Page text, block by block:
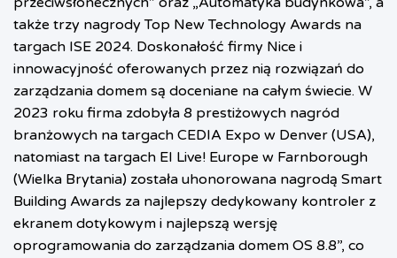
także trzy nagrody Top New Technology Awards na
targach ISE 2024. Doskonałość firmy Nice i
innowacyjność oferowanych przez nią rozwiązań do
zarządzania domem są doceniane na całym świecie. W
2023 roku firma zdobyła 8 prestiżowych nagród
branżowych na targach CEDIA Expo w Denver (USA),
natomiast na targach EI Live! Europe w Farnborough
(Wielka Brytania) została uhonorowana nagrodą Smart
Building Awards za najlepszy dedykowany kontroler z
ekranem dotykowym i najlepszą wersję
oprogramowania do zarządzania domem OS 8.8”, co